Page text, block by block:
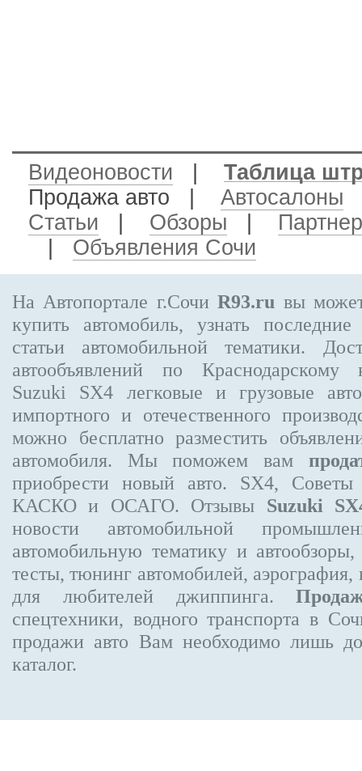
Видеоновости
Таблица
Продажа авто
Автосалоны
Статьи
Обзоры
Объявления Сочи
На Автопортале г.СочиR93.ru вы
купить автомобиль, узнать
статьи автомобильной тематики.
автообъявлений по
Suzuki SX4 легковые и грузовые
импортного и отечественного
можно бесплатно разместить
автомобиля. Мы поможем вам
приобрести новый авто. SX4, Советы
КАСКО и ОСАГО. Отзывы Suzuki
новости автомобильной
автомобильную тематику и
тесты, тюнинг автомобилей,
для любителей джиппинга.
спецтехники, водного транспорта в
продажи авто Вам необходимо лишь
каталог.